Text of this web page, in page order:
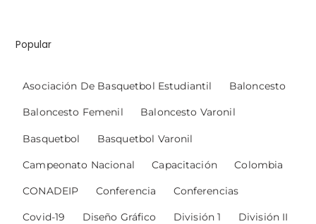
Popular
Asociación De Basquetbol Estudiantil Baloncesto
Baloncesto Femenil Baloncesto Varonil
Basquetbol Basquetbol Varonil
Campeonato Nacional Capacitación Colombia
CONADEIP Conferencia Conferencias
Covid-19 Diseño Gráfico División 1 División II